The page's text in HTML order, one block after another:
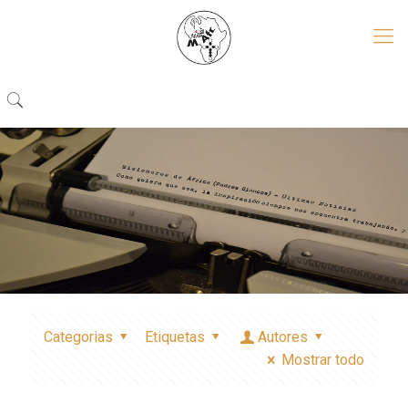
Categorias Etiquetas
Autores
Mostrar todo